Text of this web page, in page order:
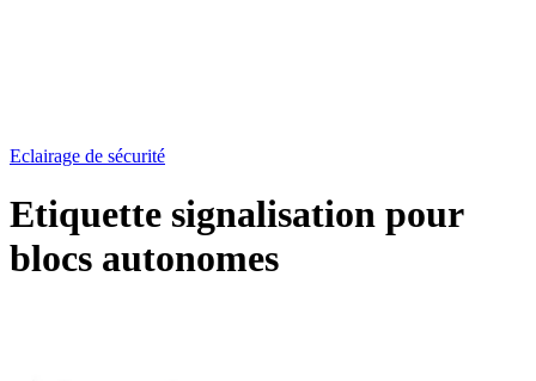
Eclairage de sécurité
Etiquette signalisation pour
blocs autonomes